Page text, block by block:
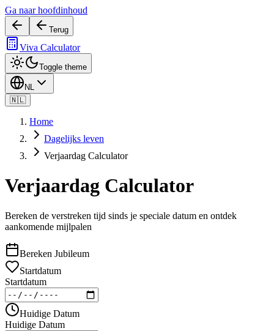
Ga naar hoofdinhoud
Terug
Viva Calculator
Toggle theme
NL
🇳🇱
Home
Dagelijks leven
Verjaardag Calculator
Verjaardag Calculator
Bereken de verstreken tijd sinds je speciale datum en ontdek
aankomende mijlpalen
Bereken Jubileum
Startdatum
Startdatum
Huidige Datum
Huidige Datum